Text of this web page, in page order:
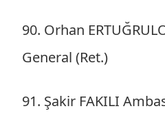
90. Orhan
General (Ret.)
91. Şakir FAKILI